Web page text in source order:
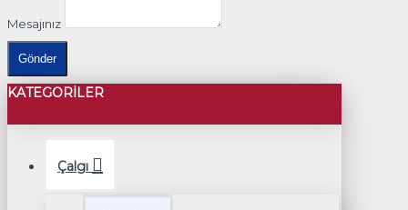
Mesajınız
Gönder
KATEGORILER
Çalgı